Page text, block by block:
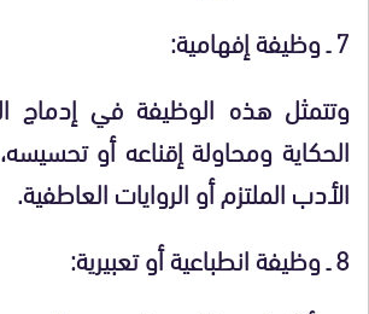
7 ـ وظيفة إفهامية:
وتتمثل هذه الوظيفة في إدماج
الحكاية ومحاولة إقناعه أو
الأدب الملتزم أو الروايات العاطفية.
8 ـ وظيفة انطباعية أو تعبيرية: